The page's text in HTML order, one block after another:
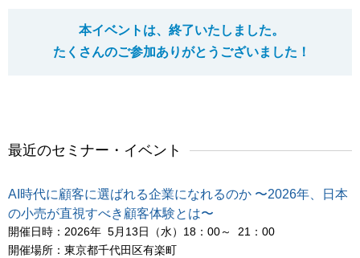
本イベントは、終了いたしました。
たくさんのご参加ありがとうございました！
最近のセミナー・イベント
AI時代に顧客に選ばれる企業になれるのか 〜2026年、日本
の小売が直視すべき顧客体験とは〜
開催日時：2026年 5月13日（水）18：00～ 21：00
開催場所：東京都千代田区有楽町